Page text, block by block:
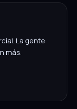
La gente
más.